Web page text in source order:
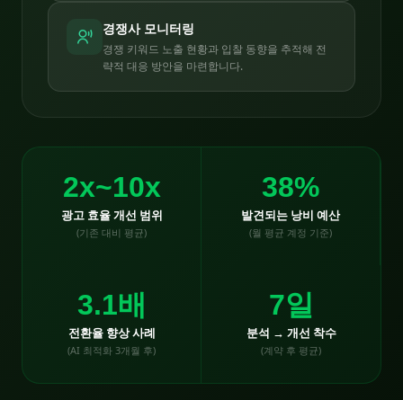
경쟁사 모니터링
경쟁 키워드 노출 현황과 입찰 동향을 추적해 전
략적 대응 방안을 마련합니다.
2x~10x
광고 효율 개선 범위
(기존 대비 평균)
38%
발견되는 낭비 예산
(월 평균 계정 기준)
3.1배
전환율 향상 사례
(AI 최적화 3개월 후)
7일
분석 → 개선 착수
(계약 후 평균)